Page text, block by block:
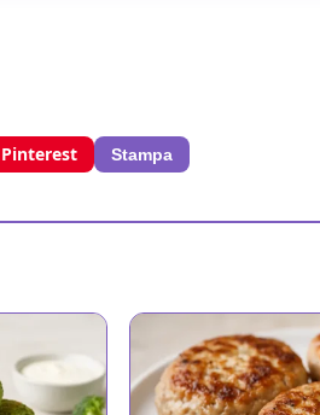
Pinterest Stampa